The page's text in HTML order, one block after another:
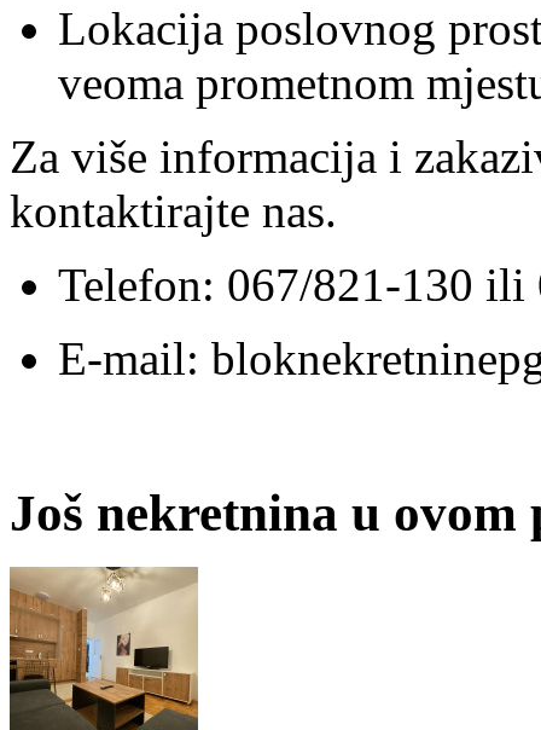
Lokacija poslovnog
veoma prometnom
Za više informacija i
kontaktirajte nas.
Telefon: 067/821-130 ili
E-mail:
Još nekretnina u ovom